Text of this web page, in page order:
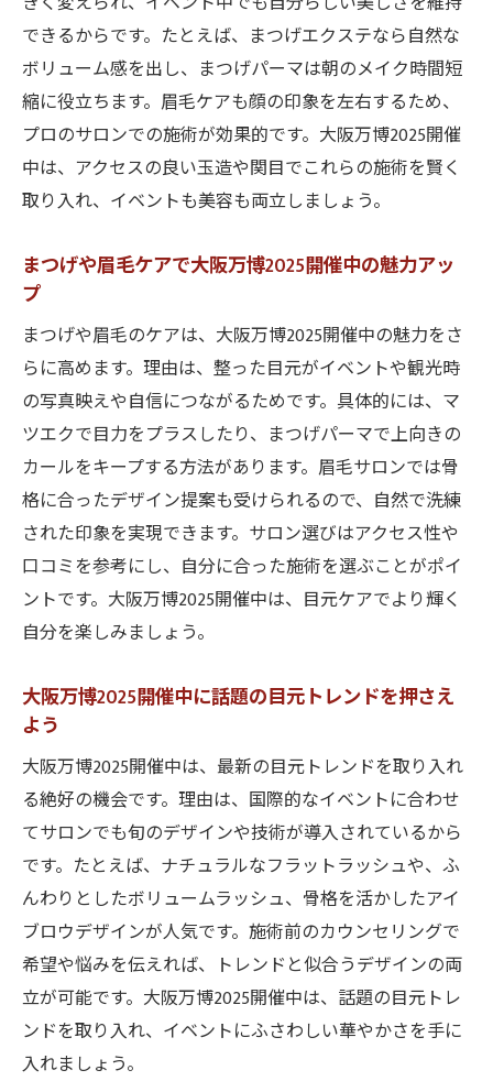
大阪万博2025開催中の空き時間におすすめ
体験法
玉造関目で大阪万博2025開催中に人気の施
術ポイント
大阪万博2025開催中に合うナチュラルまつ
げパーマ術
大阪万博2025開催中のマツエクで時短美人
を実現
イベント映えする大阪万博2025開催中のま
つげエクステ術
大阪万博2025開催中は玉造関目で簡単マツ
エク体験
大阪万博2025開催中のマツエク長持ちのポ
イント
イベント合間に眉毛ケアで美しさをキープする
大阪万博2025開催中の合間に手軽な眉毛ケ
イベント中でも大阪万博2025開催中の美眉
を維持する
大阪万博2025開催中に知りたい眉毛ケアの
コツ
玉造関目で大阪万博2025開催中におすすめ
眉毛ケア術
大阪万博2025開催中も簡単にできる眉毛セ
ルフケア
大阪万博観覧と美容ケアを両立したい方へ提案
できるからです。たとえば、まつげエクステなら自然な
ボリューム感を出し、まつげパーマは朝のメイク時間短
縮に役立ちます。眉毛ケアも顔の印象を左右するため、
プロのサロンでの施術が効果的です。大阪万博2025開催
中は、アクセスの良い玉造や関目でこれらの施術を賢く
取り入れ、イベントも美容も両立しましょう。
まつげや眉毛ケアで大阪万博2025開催中の魅力アッ
プ
まつげや眉毛のケアは、大阪万博2025開催中の魅力をさ
らに高めます。理由は、整った目元がイベントや観光時
の写真映えや自信につながるためです。具体的には、マ
ツエクで目力をプラスしたり、まつげパーマで上向きの
カールをキープする方法があります。眉毛サロンでは骨
格に合ったデザイン提案も受けられるので、自然で洗練
された印象を実現できます。サロン選びはアクセス性や
口コミを参考にし、自分に合った施術を選ぶことがポイ
ントです。大阪万博2025開催中は、目元ケアでより輝く
自分を楽しみましょう。
大阪万博2025開催中に話題の目元トレンドを押さえ
よう
大阪万博2025開催中は、最新の目元トレンドを取り入れ
る絶好の機会です。理由は、国際的なイベントに合わせ
てサロンでも旬のデザインや技術が導入されているから
です。たとえば、ナチュラルなフラットラッシュや、ふ
んわりとしたボリュームラッシュ、骨格を活かしたアイ
ブロウデザインが人気です。施術前のカウンセリングで
希望や悩みを伝えれば、トレンドと似合うデザインの両
立が可能です。大阪万博2025開催中は、話題の目元トレ
ンドを取り入れ、イベントにふさわしい華やかさを手に
入れましょう。